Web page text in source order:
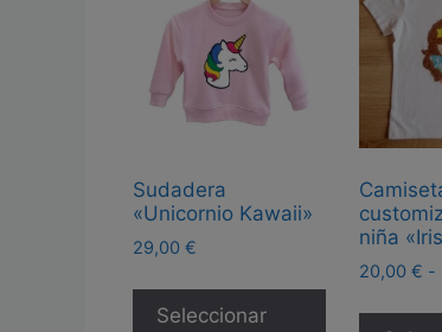
Sudadera
«Unicornio Kawaii»
29,00 €
Seleccionar
Este
producto
niña
20,00€ -